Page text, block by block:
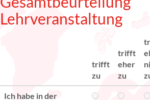
Lehrveranstaltung
trifft
zu
trifft
eher
zu
Ich habe in der